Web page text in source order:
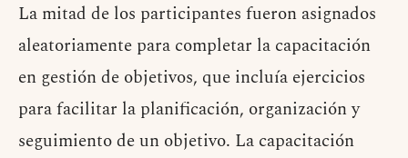
La mitad de los participantes fueron asignados
aleatoriamente para completar la capacitación
en gestión de objetivos, que incluía ejercicios
para facilitar la planificación, organización y
seguimiento de un objetivo. La capacitación